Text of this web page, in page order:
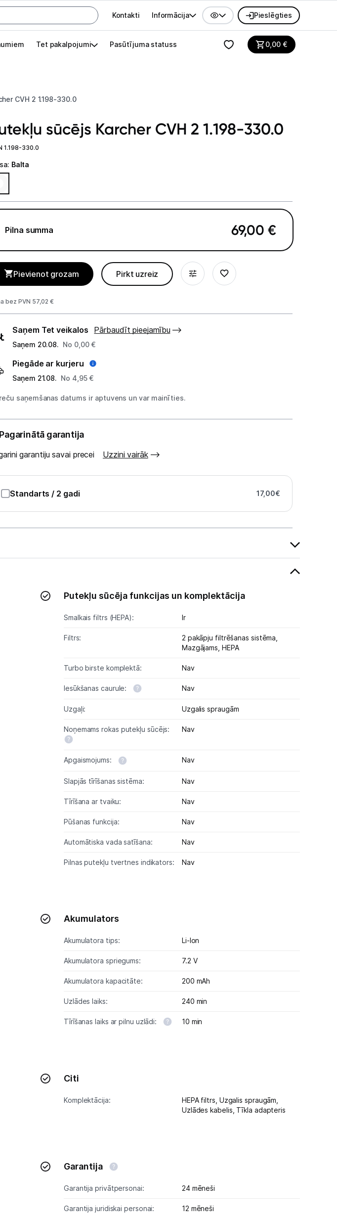
Galvenes izvēlne
Kontakti Informācija Pieslēgties
Tet pakalpojumi Pasūtījuma statuss 0,00€
CVH 2 1.198-330.0
Pieslēgties
izdevīgāk!
sūcējs Karcher CVH 2 1.198-330.0
1.198-330.0
: Balta
Pilna summa 69,00 €
Pievienot grozam Pirkt uzreiz
bez PVN 57,02 €
Saņem Tet veikalos Pārbaudīt pieejamību
Saņem 20.08. No 0,00 €
Piegāde ar kurjeru
Saņem 21.08. No 4,95 €
saņemšanas datums ir aptuvens un var mainīties.
Pagarinātā garantija
garantiju savai precei Uzzini vairāk
Standarts / 2 gadi 17,00€
Putekļu sūcēja funkcijas un komplektācija
Smalkais filtrs (HEPA): Ir
Filtrs:
2 pakāpju filtrēšanas sistēma,
Mazgājams, HEPA
Turbo birste komplektā: Nav
Iesūkšanas caurule: Nav
Uzgaļi: Uzgalis spraugām
Noņemams rokas putekļu sūcējs: Nav
Apgaismojums: Nav
Slapjās tīrīšanas sistēma: Nav
Tīrīšana ar tvaiku: Nav
Pūšanas funkcija: Nav
Automātiska vada satīšana: Nav
Pilnas putekļu tvertnes indikators: Nav
Akumulators
Akumulatora tips: Li-lon
Akumulatora spriegums: 7.2 V
Akumulatora kapacitāte: 200 mAh
Uzlādes laiks: 240 min
Tīrīšanas laiks ar pilnu uzlādi: 10 min
Citi
Komplektācija: HEPA filtrs, Uzgalis spraugām,
Uzlādes kabelis, Tīkla adapteris
Garantija
Garantija privātpersonai: 24 mēneši
Garantija juridiskai personai: 12 mēneši